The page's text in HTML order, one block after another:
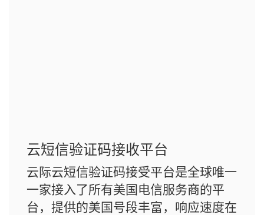
云短信验证码接收平台
云际云短信验证码接受平台是全球唯一
一家接入了所有美国电信服务商的平
台，提供的美国号段丰富，响应速度在